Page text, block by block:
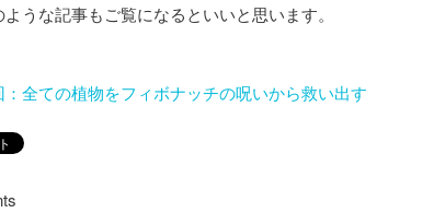
うな記事もご覧になるといいと思います。
：全ての植物をフィボナッチの呪いから救い出す